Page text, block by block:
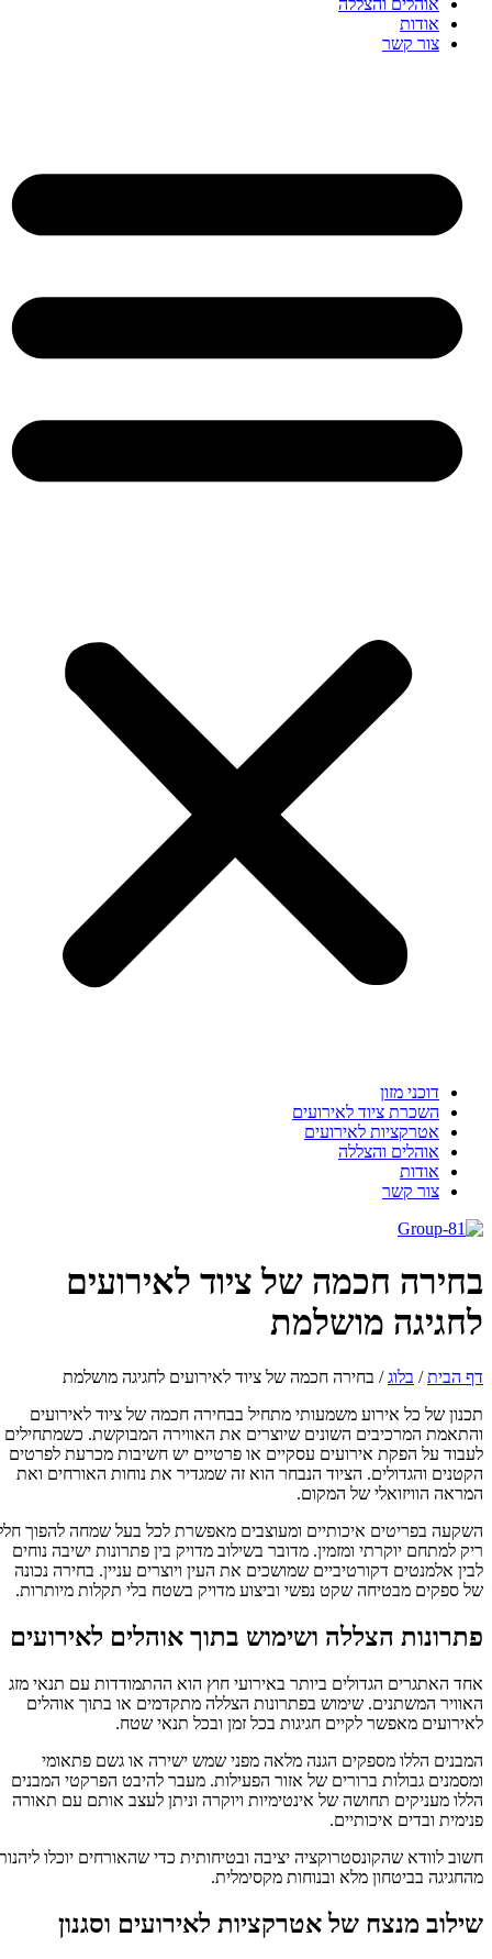
אוהלים והצללה
אודות
צור קשר
דוכני מזון
השכרת ציוד לאירועים
אטרקציות לאירועים
אוהלים והצללה
אודות
צור קשר
בחירה חכמה של ציוד לאירועים
לחגיגה מושלמת
דף הבית/בלוג/בחירה חכמה של ציוד לאירועים לחגיגה מושלמת
תכנון של כל אירוע משמעותי מתחיל בבחירה חכמה של ציוד לאירועים
והתאמת המרכיבים השונים שיוצרים את האווירה המבוקשת. כשמתחילים
לעבוד על הפקת אירועים עסקיים או פרטיים יש חשיבות מכרעת לפרטים
הקטנים והגדולים. הציוד הנבחר הוא זה שמגדיר את נוחות האורחים ואת
המראה הוויזואלי של המקום.
השקעה בפריטים איכותיים ומעוצבים מאפשרת לכל בעל שמחה להפוך חלל
ריק למתחם יוקרתי ומזמין. מדובר בשילוב מדויק בין פתרונות ישיבה נוחים
לבין אלמנטים דקורטיביים שמושכים את העין ויוצרים עניין. בחירה נכונה
של ספקים מבטיחה שקט נפשי וביצוע מדויק בשטח בלי תקלות מיותרות.
פתרונות הצללה ושימוש בתוך אוהלים לאירועים
אחד האתגרים הגדולים ביותר באירועי חוץ הוא ההתמודדות עם תנאי מזג
האוויר המשתנים. שימוש בפתרונות הצללה מתקדמים או בתוך אוהלים
לאירועים מאפשר לקיים חגיגות בכל זמן ובכל תנאי שטח.
המבנים הללו מספקים הגנה מלאה מפני שמש ישירה או גשם פתאומי
ומסמנים גבולות ברורים של אזור הפעילות. מעבר להיבט הפרקטי המבנים
הללו מעניקים תחושה של אינטימיות ויוקרה וניתן לעצב אותם עם תאורה
פנימית ובדים איכותיים.
חשוב לוודא שהקונסטרוקציה יציבה ובטיחותית כדי שהאורחים יוכלו ליהנות
מהחגיגה בביטחון מלא ובנוחות מקסימלית.
שילוב מנצח של אטרקציות לאירועים וסגנון